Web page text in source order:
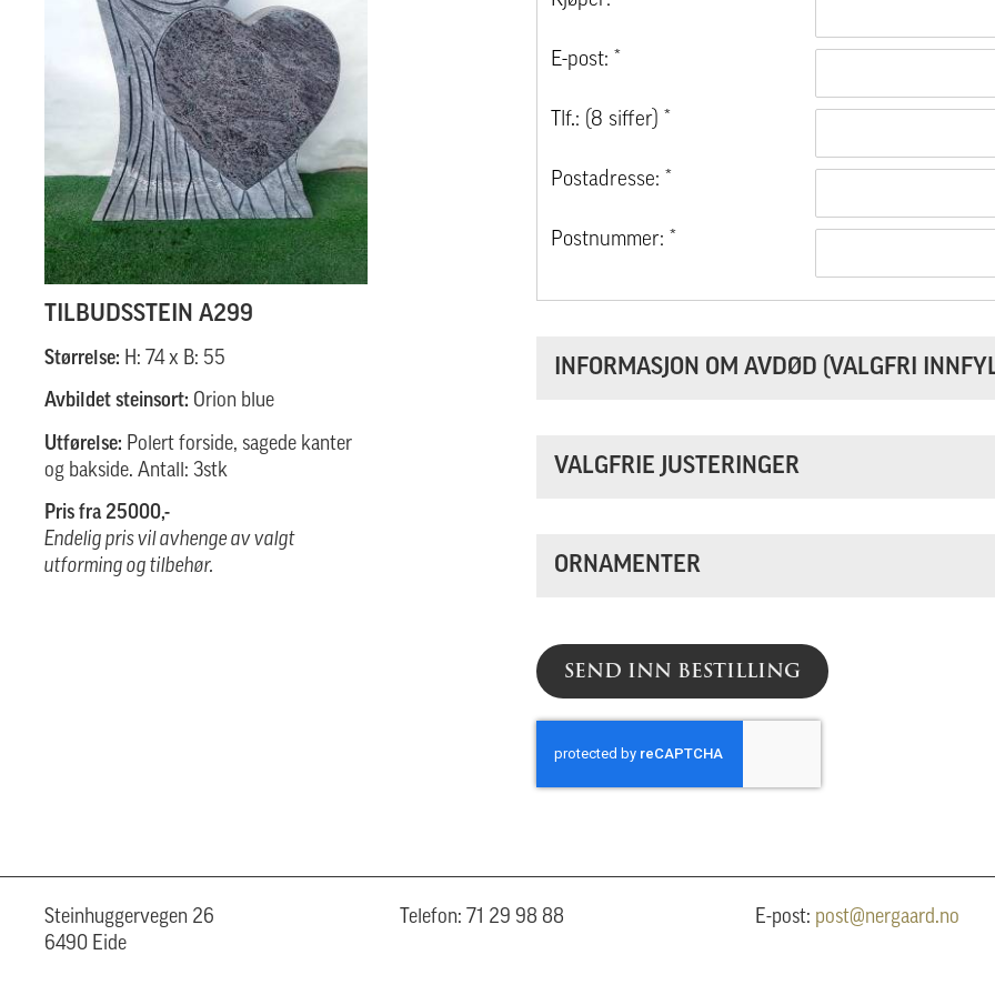
TILBUDSSTEIN A299
Størrelse: H: 74 x B: 55
Avbildet steinsort: Orion blue
Utførelse: Polert forside, sagede kanter
og bakside. Antall: 3stk
Pris fra 25000,-
Endelig pris vil avhenge av valgt
utforming og tilbehør.
E-post: *
Tlf.: (8 siffer) *
Postadresse: *
Postnummer: *
INFORMASJON OM AVDØD (VALGFRI
VALGFRIE JUSTERINGER
ORNAMENTER
SEND INN BESTILLING
Steinhuggervegen 26
6490 Eide
Telefon: 71 29 98 88 E-post: post@nergaard.no